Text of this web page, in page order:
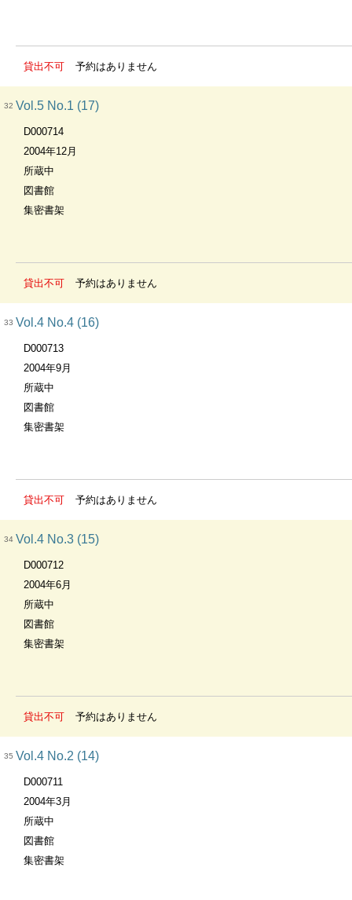
貸出不可 予約はありません
32 Vol.5 No.1 (17)
D000714
2004年12月
所蔵中
図書館
集密書架
貸出不可 予約はありません
33 Vol.4 No.4 (16)
D000713
2004年9月
所蔵中
図書館
集密書架
貸出不可 予約はありません
34 Vol.4 No.3 (15)
D000712
2004年6月
所蔵中
図書館
集密書架
貸出不可 予約はありません
35 Vol.4 No.2 (14)
D000711
2004年3月
所蔵中
図書館
集密書架